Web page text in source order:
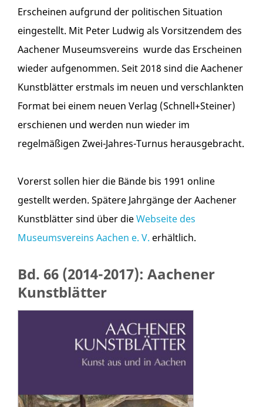
Erscheinen aufgrund der politischen Situation
eingestellt. Mit Peter Ludwig als Vorsitzendem des
Aachener Museumsvereins wurde das Erscheinen
wieder aufgenommen. Seit 2018 sind die Aachener
Kunstblätter erstmals im neuen und verschlankten
Format bei einem neuen Verlag (Schnell+Steiner)
erschienen und werden nun wieder im
regelmäßigen Zwei-Jahres-Turnus herausgebracht.
Vorerst sollen hier die Bände bis 1991 online
gestellt werden. Spätere Jahrgänge der Aachener
Kunstblätter sind über dieWebseite des
Museumsvereins Aachen e. V. erhältlich.
Bd. 66 (2014-2017): Aachener
Kunstblätter